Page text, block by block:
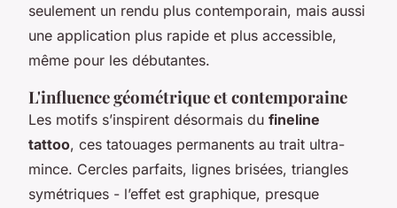
seulement un rendu plus contemporain, mais aussi
une application plus rapide et plus accessible,
même pour les débutantes.
L'influence géométrique et contemporaine
Les motifs s’inspirent désormais du fineline
tattoo, ces tatouages permanents au trait ultra-
mince. Cercles parfaits, lignes brisées, triangles
symétriques - l’effet est graphique, presque